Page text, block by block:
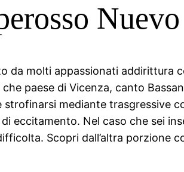
da molti appassionati addirittura
paese di Vicenza, canto
strofinarsi mediante trasgressive
eccitamento. Nel caso che sei
Scopri dall’altra porzione